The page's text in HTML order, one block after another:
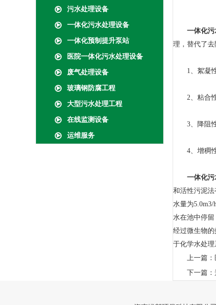
污水处理设备
一体化污水处理设备
一体化预制提升泵站
医院一体化污水处理设备
废气处理设备
玻璃钢防腐工程
大型污水处理工程
在线监测设备
运维服务
一体化
理，替代了
1、絮凝性
2、粘合性
3、降阻性
4、增稠性
一体化
和活性污泥
水量为
水在池中停
经过微生物
于化学水处
上一篇：
下一篇：